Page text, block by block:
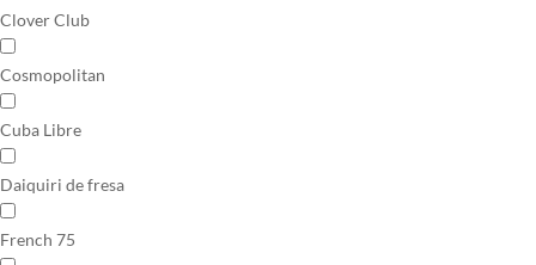
Clover Club
Cosmopolitan
Cuba Libre
Daiquiri de fresa
French 75